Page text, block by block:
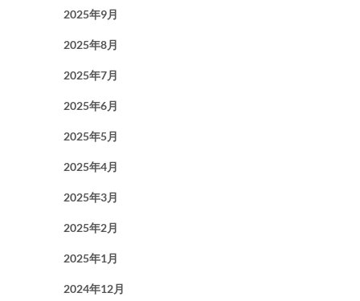
2025年9月
2025年8月
2025年7月
2025年6月
2025年5月
2025年4月
2025年3月
2025年2月
2025年1月
2024年12月